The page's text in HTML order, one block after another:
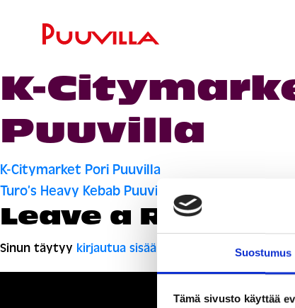
Suostumus
Tämä sivusto käyttää
K-
Puuvilla
Artikkelien
selaus
K-Citymarket Pori Puuvilla
Turo’s Heavy Kebab Puuvilla
Leave a Reply
Sinun täytyy kirjautua sisään kommentoidaksesi.